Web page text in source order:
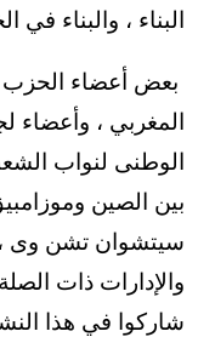
البناء ، والبناء في
بعض أعضاء
المغربي ، وأعضاء
الوطنى لنواب
والإدارات ذات
شاركوا في هذا